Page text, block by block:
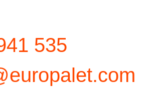
535